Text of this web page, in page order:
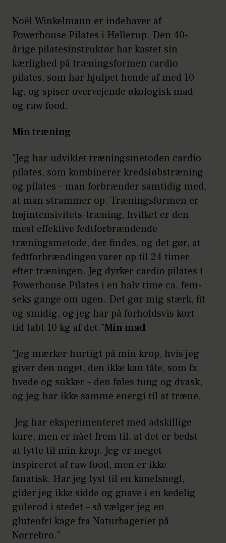
Noël Winkelmann er indehaver af
Powerhouse Pilates i Hellerup. Den 40-
årige pilatesinstruktør har kastet sin
kærlighed på træningsformen cardio
pilates, som har hjulpet hende af med 10
kg, og spiser overvejende økologisk mad
og raw food.
Min træning
"Jeg har udviklet træningsmetoden cardio
pilates, som kombinerer kredsløbstræning
og pilates – man forbrænder samtidig med,
at man strammer op. Træningsformen er
højintensivitets-træning, hvilket er den
mest effektive fedtforbrændende
træningsmetode, der findes, og det gør, at
fedtforbrændingen varer op til 24 timer
efter træningen. Jeg dyrker cardio pilates i
Powerhouse Pilates i en halv time ca. fem-
seks gange om ugen. Det gør mig stærk, fit
og smidig, og jeg har på forholdsvis kort
tid tabt 10 kg af det."Min mad
"Jeg mærker hurtigt på min krop, hvis jeg
giver den noget, den ikke kan tåle, som fx
hvede og sukker – den føles tung og dvask,
og jeg har ikke samme energi til at træne.
Jeg har eksperimenteret med adskillige
kure, men er nået frem til, at det er bedst
at lytte til min krop. Jeg er meget
inspireret af raw food, men er ikke
fanatisk. Har jeg lyst til en kanelsnegl,
gider jeg ikke sidde og gnave i en kedelig
gulerod i stedet – så vælger jeg en
glutenfri kage fra Naturbageriet på
Nørrebro."